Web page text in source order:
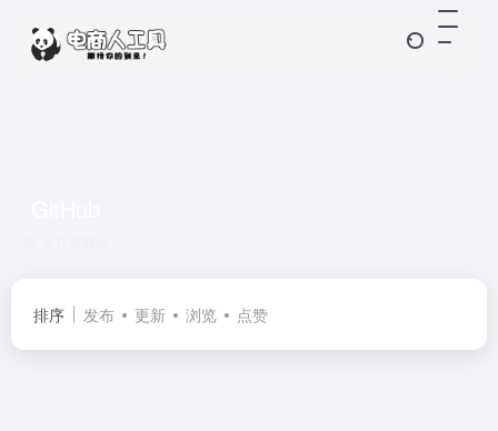
排序 发布 更新 浏览 点赞